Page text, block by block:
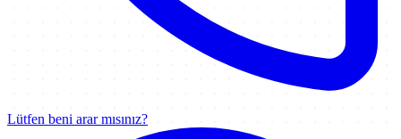
Lütfen beni arar mısınız?